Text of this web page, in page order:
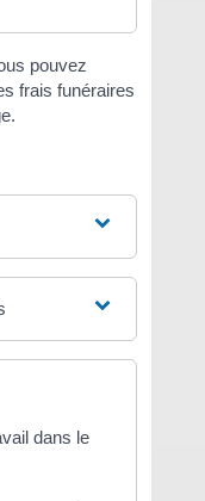
pouvez
frais funéraires
dans le